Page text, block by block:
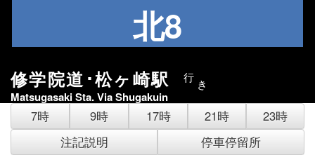
北8
修学院道･松ヶ崎駅 行 き
Matsugasaki Sta. Via Shugakuin
7時 9時 17時 21時
23時
注記説明
停車停留所